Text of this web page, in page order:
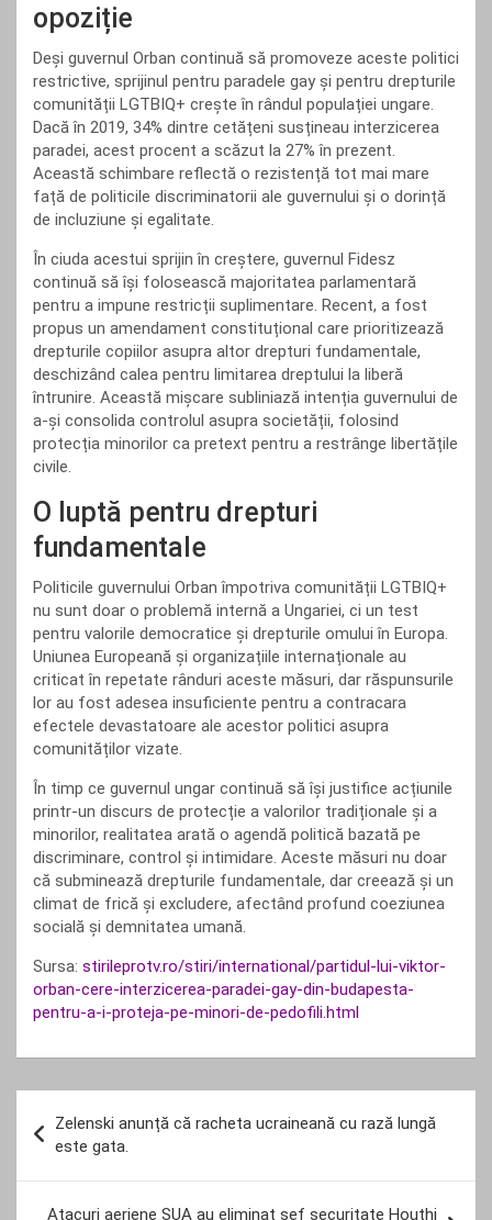
opoziție
Deși guvernul Orban continuă să promoveze aceste politici
restrictive, sprijinul pentru paradele gay și pentru drepturile
comunității LGTBIQ+ crește în rândul populației ungare.
Dacă în 2019, 34% dintre cetățeni susțineau interzicerea
paradei, acest procent a scăzut la 27% în prezent.
Această schimbare reflectă o rezistență tot mai mare
față de politicile discriminatorii ale guvernului și o dorință
de incluziune și egalitate.
În ciuda acestui sprijin în creștere, guvernul Fidesz
continuă să își folosească majoritatea parlamentară
pentru a impune restricții suplimentare. Recent, a fost
propus un amendament constituțional care prioritizează
drepturile copiilor asupra altor drepturi fundamentale,
deschizând calea pentru limitarea dreptului la liberă
întrunire. Această mișcare subliniază intenția guvernului de
a-și consolida controlul asupra societății, folosind
protecția minorilor ca pretext pentru a restrânge libertățile
civile.
O luptă pentru drepturi
fundamentale
Politicile guvernului Orban împotriva comunității LGTBIQ+
nu sunt doar o problemă internă a Ungariei, ci un test
pentru valorile democratice și drepturile omului în Europa.
Uniunea Europeană și organizațiile internaționale au
criticat în repetate rânduri aceste măsuri, dar răspunsurile
lor au fost adesea insuficiente pentru a contracara
efectele devastatoare ale acestor politici asupra
comunităților vizate.
În timp ce guvernul ungar continuă să își justifice acțiunile
printr-un discurs de protecție a valorilor tradiționale și a
minorilor, realitatea arată o agendă politică bazată pe
discriminare, control și intimidare. Aceste măsuri nu doar
că subminează drepturile fundamentale, dar creează și un
climat de frică și excludere, afectând profund coeziunea
socială și demnitatea umană.
Sursa: stirileprotv.ro/stiri/international/partidul-lui-viktor-
orban-cere-interzicerea-paradei-gay-din-budapesta-
pentru-a-i-proteja-pe-minori-de-pedofili.html
în
articole
Zelenski anunță că racheta ucraineană cu rază lungă
este gata.
Atacuri aeriene SUA au eliminat șef securitate Houthi